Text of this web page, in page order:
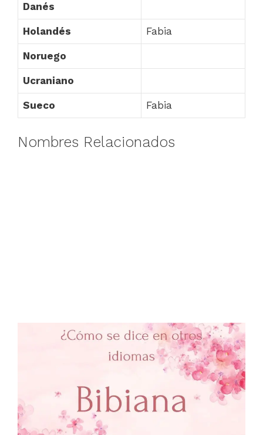
Danés
Holandés Fabia
Noruego
Ucraniano
Sueco Fabia
Nombres Relacionados